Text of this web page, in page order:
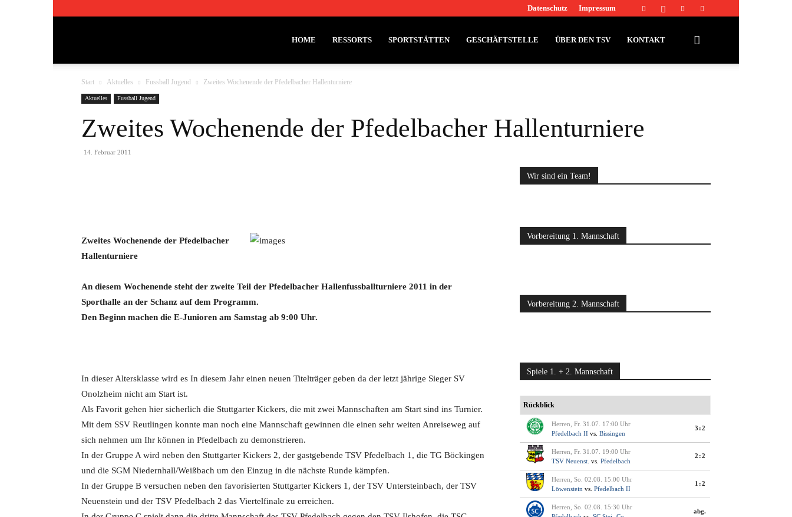
Datenschutz Impressum
Pfedelbach
1911
HOME RESSORTS SPORTSTÄTTEN GESCHÄFTSTELLE ÜBER DEN TSV KONTAKT
Start Aktuelles Fussball Jugend Zweites Wochenende der Pfedelbacher Hallenturniere
Aktuelles Fussball Jugend
Zweites Wochenende der Pfedelbacher Hallenturniere
14. Februar 2011
Zweites Wochenende der Pfedelbacher
Hallenturniere
An diesem Wochenende steht der zweite Teil der Pfedelbacher Hallenfussballturniere 2011 in der
Sporthalle an der Schanz auf dem Programm.
Den Beginn machen die E-Junioren am Samstag ab 9:00 Uhr.
In dieser Altersklasse wird es In diesem Jahr einen neuen Titelträger geben da der letzt jährige Sieger SV
Onolzheim nicht am Start ist.
Als Favorit gehen hier sicherlich die Stuttgarter Kickers, die mit zwei Mannschaften am Start sind ins Turnier.
Mit dem SSV Reutlingen konnte man noch eine Mannschaft gewinnen die einen sehr weiten Anreiseweg auf
sich nehmen um Ihr können in Pfedelbach zu demonstrieren.
In der Gruppe A wird neben den Stuttgarter Kickers 2, der gastgebende TSV Pfedelbach 1, die TG Böckingen
und die SGM Niedernhall/Weißbach um den Einzug in die nächste Runde kämpfen.
In der Gruppe B versuchen neben den favorisierten Stuttgarter Kickers 1, der TSV Untersteinbach, der TSV
Neuenstein und der TSV Pfedelbach 2 das Viertelfinale zu erreichen.
Wir sind ein Team!
Vorbereitung 1. Mannschaft
Vorbereitung 2. Mannschaft
Spiele 1. + 2. Mannschaft
Rückblick
Herren, Fr. 31.07. 17:00 Uhr
Pfedelbach II vs. Bissingen
3:2
Herren, Fr. 31.07. 19:00 Uhr
TSV Neuenst. vs. Pfedelbach
2:2
Herren, So. 02.08. 15:00 Uhr
Löwenstein vs. Pfedelbach II
1:2
Herren, So. 02.08. 15:30 Uhr
abg.